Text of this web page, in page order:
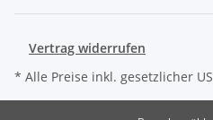
Vertrag widerrufen
* Alle Preise inkl. gesetzlicher